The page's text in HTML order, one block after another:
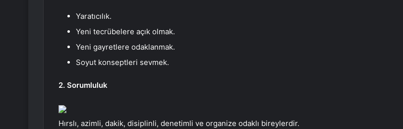
Yaratıcılık.
Yeni tecrübelere açık olmak.
Yeni gayretlere odaklanmak.
Soyut konseptleri sevmek.
2. Sorumluluk
Hırslı, azimli, dakik, disiplinli, denetimli ve organize odaklı bireylerdir.